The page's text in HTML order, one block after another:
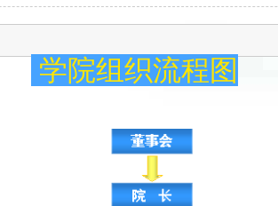
学院组织流程图